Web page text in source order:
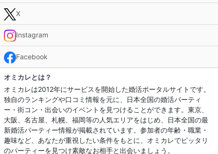
X
Instagram
Facebook
オミカレとは？
オミカレは2012年にサービスを開始した婚活ポータルサイトです。
独自のランキングや口コミ情報を元に、日本全国の婚活パーティ
ー・街コン・出会いのイベントを見つけることができます。東京、
大阪、名古屋、札幌、福岡等の人気エリアをはじめ、日本全国の最
新婚活パーティー情報が掲載されています。参加者の年齢・職業・
趣味など、あなたが重視したい条件をもとに、オミカレでピッタリ
のパーティーを見つけ素敵なお相手と出会いましょう。